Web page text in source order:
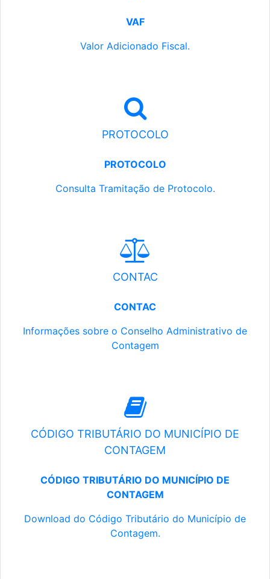
VAF
Valor Adicionado Fiscal.
PROTOCOLO
PROTOCOLO
Consulta Tramitação de Protocolo.
CONTAC
CONTAC
Informações sobre o Conselho Administrativo de
Contagem
CÓDIGO TRIBUTÁRIO DO MUNICÍPIO DE
CONTAGEM
CÓDIGO TRIBUTÁRIO DO MUNICÍPIO DE
CONTAGEM
Download do Código Tributário do Município de
Contagem.